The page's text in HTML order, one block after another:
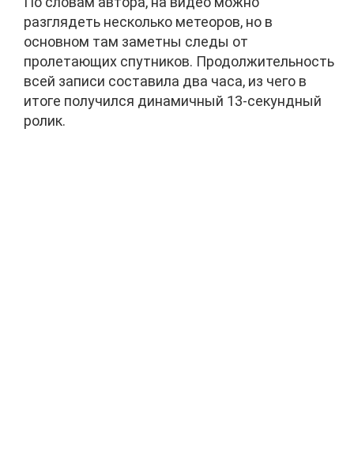
разглядеть несколько метеоров, но в
основном там заметны следы от
пролетающих спутников. Продолжительность
всей записи составила два часа, из чего в
итоге получился динамичный 13-секундный
ролик.